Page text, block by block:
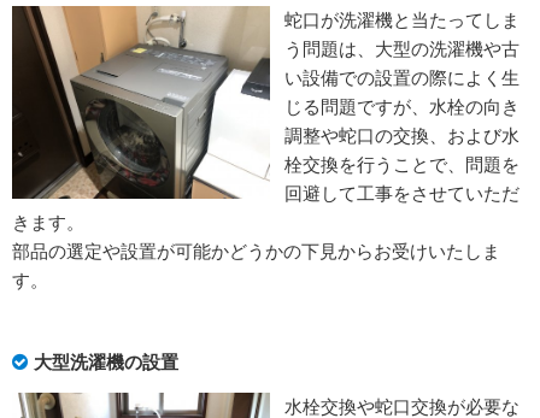
蛇口が洗濯機と当たってしま
う問題は、大型の洗濯機や古
い設備での設置の際によく生
じる問題ですが、水栓の向き
調整や蛇口の交換、および水
栓交換を行うことで、問題を
回避して工事をさせていただ
きます。
部品の選定や設置が可能かどうかの下見からお受けいたしま
す。
大型洗濯機の設置
水栓交換や蛇口交換が必要な